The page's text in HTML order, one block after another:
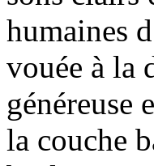
humaines
vouée à la
généreuse
la couche